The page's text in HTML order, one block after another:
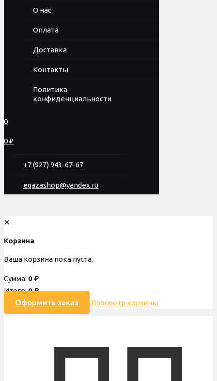
О нас
Оплата
Доставка
Контакты
Политика
конфиденциальности
0
0 ₽
+7 (927) 943-67-67
egazashop@yandex.ru
✕
Корзина
Ваша корзина пока пуста.
Сумма: 0 ₽
Итого:0₽
Оформить заказ Просмотр корзины